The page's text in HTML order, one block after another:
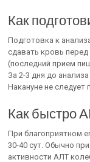
Как
Подготовка к
сдавать кровь
(последний прием
За 2-3 дня до
Накануне не следует
Как быстро
При благоприятном
30-40 сут. Обычно
активности АЛТ